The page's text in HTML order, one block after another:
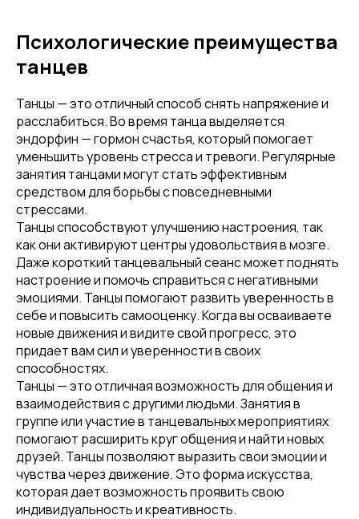
Психологические преимущества
танцев
Танцы — это отличный способ снять напряжение и
расслабиться. Во время танца выделяется
эндорфин — гормон счастья, который помогает
уменьшить уровень стресса и тревоги. Регулярные
занятия танцами могут стать эффективным
средством для борьбы с повседневными
стрессами.
Танцы способствуют улучшению настроения, так
как они активируют центры удовольствия в мозге.
Даже короткий танцевальный сеанс может поднять
настроение и помочь справиться с негативными
эмоциями. Танцы помогают развить уверенность в
себе и повысить самооценку. Когда вы осваиваете
новые движения и видите свой прогресс, это
придает вам сил и уверенности в своих
способностях.
Танцы — это отличная возможность для общения и
взаимодействия с другими людьми. Занятия в
группе или участие в танцевальных мероприятиях
помогают расширить круг общения и найти новых
друзей. Танцы позволяют выразить свои эмоции и
чувства через движение. Это форма искусства,
которая дает возможность проявить свою
индивидуальность и креативность.